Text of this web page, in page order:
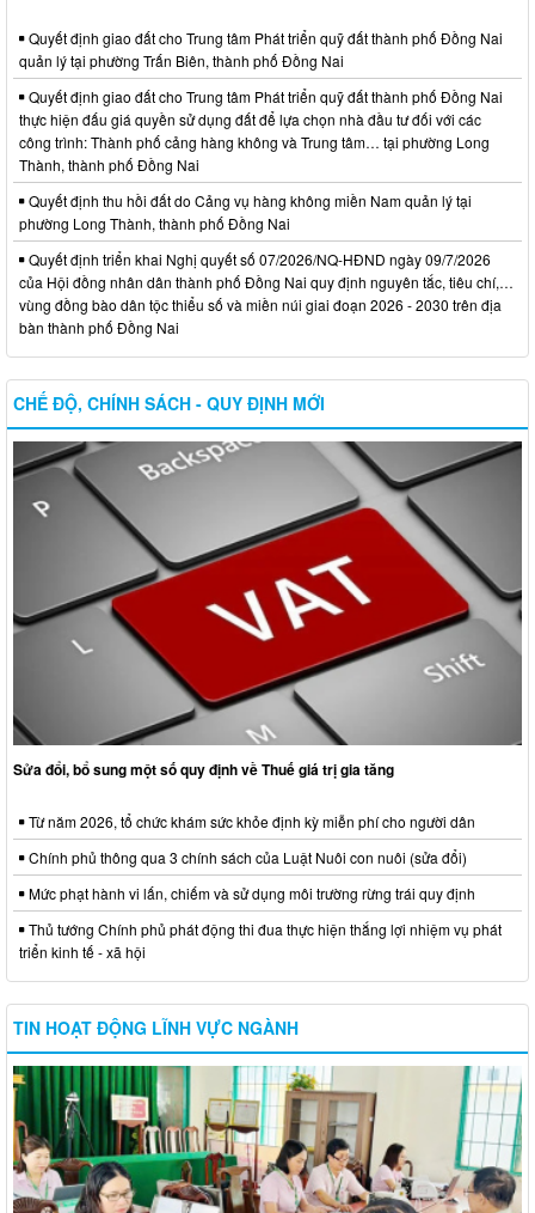
Quyết định giao đất cho Trung tâm Phát triển quỹ đất thành phố Đồng Nai
quản lý tại phường Trấn Biên, thành phố Đồng Nai
Quyết định giao đất cho Trung tâm Phát triển quỹ đất thành phố Đồng Nai
thực hiện đấu giá quyền sử dụng đất để lựa chọn nhà đầu tư đối với các
công trình: Thành phố cảng hàng không và Trung tâm… tại phường Long
Thành, thành phố Đồng Nai
Quyết định thu hồi đất do Cảng vụ hàng không miền Nam quản lý tại
phường Long Thành, thành phố Đồng Nai
Quyết định triển khai Nghị quyết số 07/2026/NQ-HĐND ngày 09/7/2026
của Hội đồng nhân dân thành phố Đồng Nai quy định nguyên tắc, tiêu chí,…
vùng đồng bào dân tộc thiểu số và miền núi giai đoạn 2026 - 2030 trên địa
bàn thành phố Đồng Nai
CHẾ ĐỘ, CHÍNH SÁCH - QUY ĐỊNH MỚI
Sửa đổi, bổ sung một số quy định về Thuế giá trị gia tăng
Từ năm 2026, tổ chức khám sức khỏe định kỳ miễn phí cho người dân
Chính phủ thông qua 3 chính sách của Luật Nuôi con nuôi (sửa đổi)
Mức phạt hành vi lấn, chiếm và sử dụng môi trường rừng trái quy định
Thủ tướng Chính phủ phát động thi đua thực hiện thắng lợi nhiệm vụ phát
triển kinh tế - xã hội
TIN HOẠT ĐỘNG LĨNH VỰC NGÀNH